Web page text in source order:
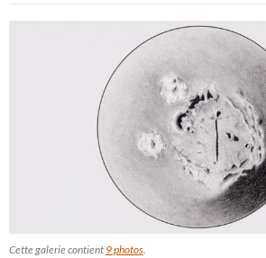
Cette galerie contient 9 photos.